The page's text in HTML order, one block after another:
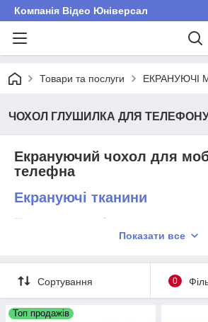
Компанія Відео Юніверсал
Товари та послуги ЕКРАНУЮЧІ
ЧОХОЛ ГЛУШИЛКА ДЛЯ
Екрануючий чохол для
телефна
Екрануючі тканини
Екрануюча сітка
Показати все
Сортування 0
Топ продажів